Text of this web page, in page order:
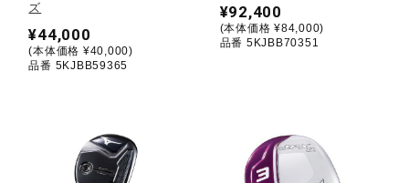
サポート
直営店一覧
ズ
¥44,000
(本体価格 ¥40,000)
品番 5KJBB59365
¥92,400
(本体価格 ¥84,000)
品番 5KJBB70351